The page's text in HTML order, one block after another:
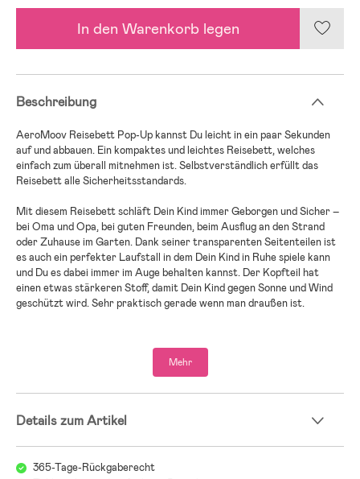
In den Warenkorb legen
Beschreibung
AeroMoov Reisebett Pop-Up kannst Du leicht in ein paar Sekunden
auf und abbauen. Ein kompaktes und leichtes Reisebett, welches
einfach zum überall mitnehmen ist. Selbstverständlich erfüllt das
Reisebett alle Sicherheitsstandards.
Mit diesem Reisebett schläft Dein Kind immer Geborgen und Sicher –
bei Oma und Opa, bei guten Freunden, beim Ausflug an den Strand
oder Zuhause im Garten. Dank seiner transparenten Seitenteilen ist
es auch ein perfekter Laufstall in dem Dein Kind in Ruhe spiele kann
und Du es dabei immer im Auge behalten kannst. Der Kopfteil hat
einen etwas stärkeren Stoff, damit Dein Kind gegen Sonne und Wind
geschützt wird. Sehr praktisch gerade wenn man draußen ist.
zwei Stufen verstellbare Qualitätsmatratze gibt dem Rücken Deines
Kindes optimale Stütze. Das Bett hat eine extra Auskerbung für
Deine Füße, damit es einfacher für Dich ist, Dein Kind raus und rein zu
heben.
Zubehör: Ein praktischer UV-Sonnenschutz, ein Insektenschutznetz
Mehr
Details zum Artikel
365-Tage-Rückgaberecht